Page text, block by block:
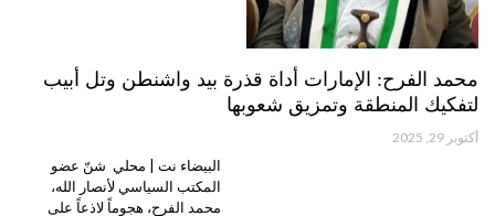
محمد الفرح: الإمارات أداة قذرة بيد واشنطن وتل أبيب
لتفكيك المنطقة وتمزيق شعوبها
أكتوبر 29, 2025
البيضاء نت | محلي شنّ عضو
المكتب السياسي لأنصار الله،
محمد الفرح، هجوماً لاذعاً على